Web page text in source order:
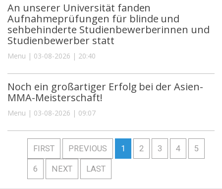
An unserer Universität fanden
Aufnahmeprüfungen für blinde und
sehbehinderte Studienbewerberinnen und
Studienbewerber statt
Menu | 03-08-2026 | 20:40
Noch ein großartiger Erfolg bei der Asien-
MMA-Meisterschaft!
Menu | 03-08-2026 | 09:07
FIRST PREVIOUS 1 2 3 4 5
6 NEXT LAST